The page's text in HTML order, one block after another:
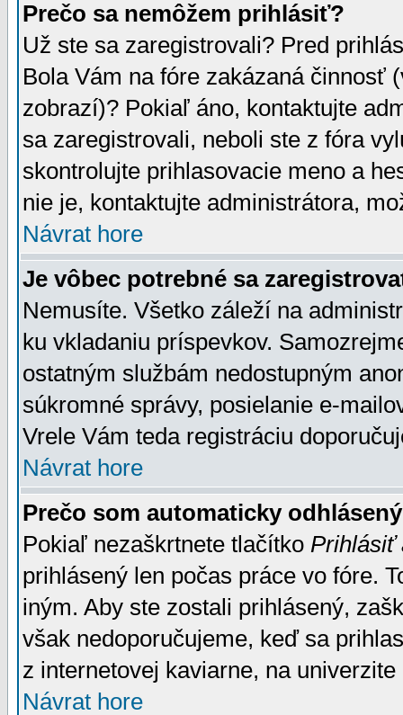
Prečo sa nemôžem prihlásiť?
Už ste sa zaregistrovali? Pred
Bola Vám na fóre zakázaná činnosť
zobrazí)? Pokiaľ áno, kontaktujte
sa zaregistrovali, neboli ste z fóra
skontrolujte prihlasovacie meno a
nie je, kontaktujte administrátora,
Návrat hore
Je vôbec potrebné sa
Nemusíte. Všetko záleží na
ku vkladaniu príspevkov.
ostatným službám nedostupným
súkromné správy, posielanie e-
Vrele Vám teda registráciu
Návrat hore
Prečo som automaticky
Pokiaľ nezaškrtnete tlačítko Prihlásiť
prihlásený len počas práce vo fóre.
iným. Aby ste zostali prihlásený,
však nedoporučujeme, keď sa
z internetovej kaviarne, na univerzite
Návrat hore